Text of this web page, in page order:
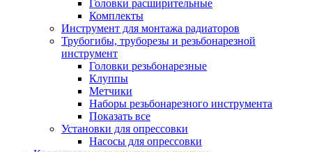
Головки расширительные
Комплекты
Инструмент для монтажа радиаторов
Трубогибы, труборезы и резьбонарезной
инструмент
Головки резьбонарезные
Клуппы
Метчики
Наборы резьбонарезного инструмента
Показать все
Установки для опрессовки
Насосы для опрессовки